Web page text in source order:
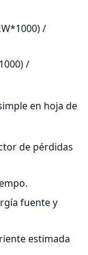
/
/
en hoja de
de pérdidas
fuente y
estimada